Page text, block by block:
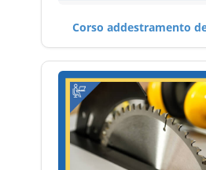
Corso addestramento